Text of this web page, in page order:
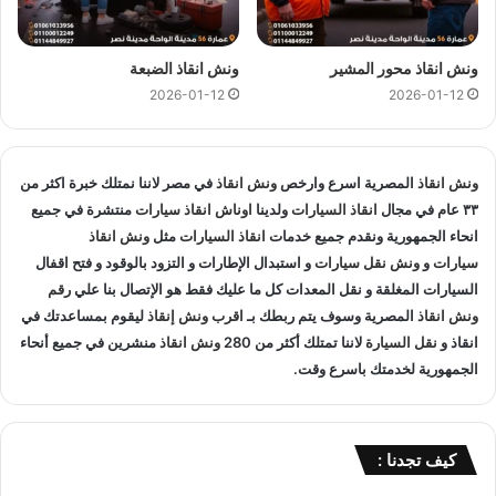
في المنوفية و المناطق المجاوره واوناش انقاذفي جميع انحاء
الجمهورية لإنقاذ و نقل السيارات المعطلة و سيارات الحوادث.
انقاذ السيارات:
انقاذ المصرية لانقاذ سيارتك ونقلك في الحال فنحن حريصين علي
تقديم و توفير جميع خدمات
انقاذ السيارات
التي قد تحتاج اليها سواء
جر السيارات
او نقل السيارات
تغيير الاطارات :
لا تقلق عندما تجد ان اطار سيارتك يحتاج الي تغيير او اصلاح حيث
اننا نساعدك علي القيام بتغيير واستبدال الاطار في الطريق حال
نقل الوقود :
ونش انقاذ محور المشير
2026-01-12
ونش انقاذ الضبعة
2026-01-12
ونش انقاذ المصرية اسرع وارخص ونش انقاذفي مصر لاننا نمتلك خبرة اكثر من
٣٣ عام في مجال
انقاذ السياراتولدينا اوناش انقاذ سياراتمنتشرة في جميع
انحاء الجمهورية ونقدم جميع خدمات انقاذ السياراتمثل ونش انقاذ
سياراتو ونش نقل سياراتو استبدال الإطارات و التزود بالوقود و فتح اقفال
السيارات المغلقة و نقل المعدات كل ما عليك فقط هو الإتصال بنا عليرقم
ونش انقاذ المصرية وسوف يتم ربطك بـ اقرب ونش إنقاذليقوم بمساعدتك في
انقاذ و نقل السيارة لاننا تمتلك أكثر من 280 ونش انقاذمنشرين في جميع أنحاء
الجمهورية لخدمتك باسرع وقت.
كيف تجدنا :